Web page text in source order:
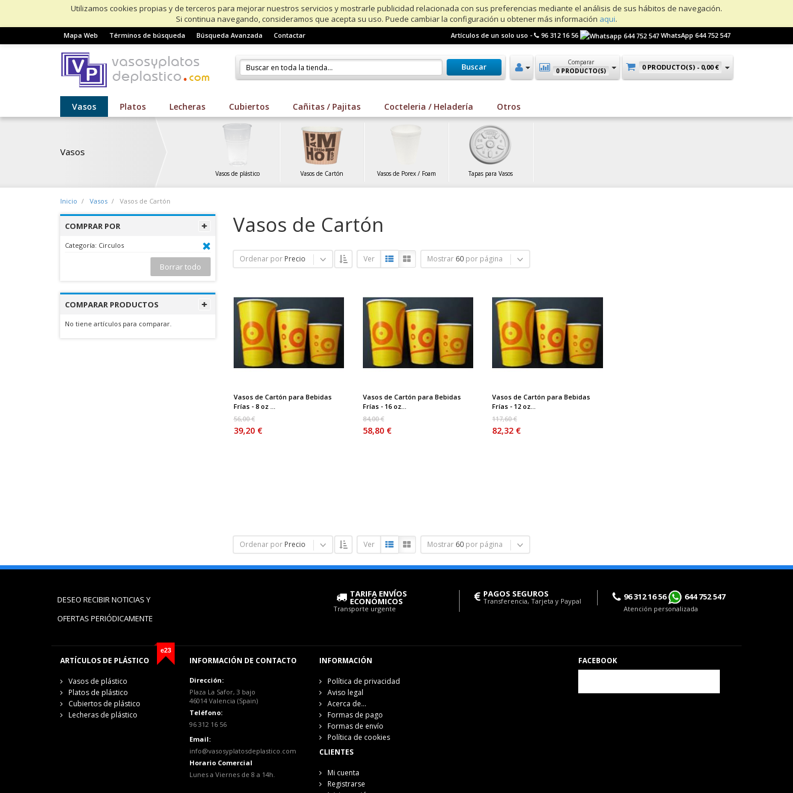
Utilizamos cookies propias y de terceros para mejorar nuestros servicios y mostrarle publicidad relacionada con sus preferencias mediante el análisis de sus hábitos de navegación.
Si continua navegando, consideramos que acepta su uso. Puede cambiar la configuración u obtener más información aqui.
Mapa Web Términos de búsqueda Búsqueda Avanzada Contactar Artículos de un solo uso - 96 312 16 56 WhatsApp 644 752 547
0 PRODUCTO(S) - 0,00 €
Comparar
0 PRODUCTO(S)
Buscar
Vasos Platos Lecheras Cubiertos Cañitas / Pajitas Cocteleria / Heladería Otros
Vasos
Vasos de plástico Vasos de Cartón Vasos de Porex / Foam Tapas para Vasos
Inicio Vasos Vasos de Cartón
COMPRAR POR
Categoría: Circulos
Borrar todo
COMPARAR PRODUCTOS
No tiene artículos para comparar.
Vasos de Cartón
Ordenar por Precio Ver Mostrar 60 por página
Vasos de Cartón para Bebidas
Frías - 8 oz ...
56,00 €
39,20 €
Vasos de Cartón para Bebidas
Frías - 16 oz...
84,00 €
58,80 €
Vasos de Cartón para Bebidas
Frías - 12 oz...
117,60 €
82,32 €
Ordenar por Precio Ver Mostrar 60 por página
DESEO RECIBIR NOTICIAS Y
OFERTAS PERIÓDICAMENTE
TARIFA ENVÍOS
ECONÓMICOS
Transporte urgente
PAGOS SEGUROS
Transferencia, Tarjeta y Paypal 96 312 16 56 644 752 547
Atención personalizada
e23
ARTÍCULOS DE PLÁSTICO
Vasos de plástico
Platos de plástico
Cubiertos de plástico
Lecheras de plástico
INFORMACIÓN DE CONTACTO
Dirección:
Plaza La Safor, 3 bajo
46014 Valencia (Spain)
Teléfono:
96 312 16 56
Email:
info@vasosyplatosdeplastico.com
Horario Comercial
Lunes a Viernes de 8 a 14h.
INFORMACIÓN
Política de privacidad
Aviso legal
Acerca de...
Formas de pago
Formas de envío
Política de cookies
CLIENTES
Mi cuenta
Registrarse
FACEBOOK